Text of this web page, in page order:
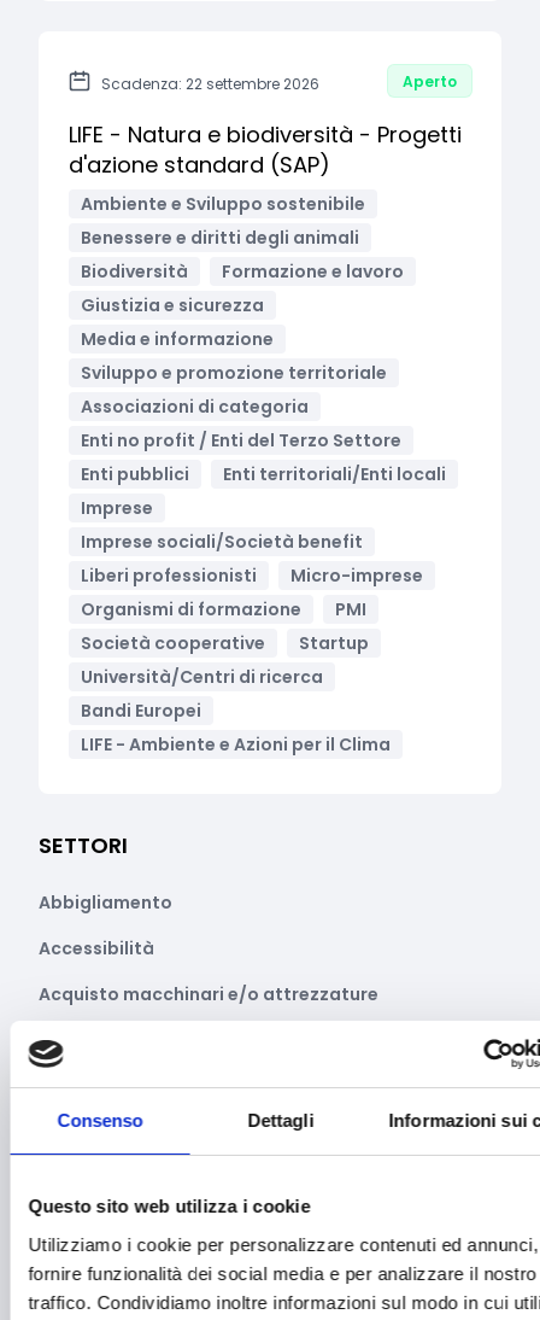
Consenso Dettagli Informazioni sui
Questo sito web utilizza i cookie
Utilizziamo i cookie per personalizzare contenuti ed
fornire funzionalità dei social media e per analizzare il nostro
traffico. Condividiamo inoltre informazioni sul modo in cui
Scadenza: 22 settembre 2026 Aperto
LIFE - Natura e biodiversità - Progetti
d'azione standard (SAP)
Ambiente e Sviluppo sostenibile
Benessere e diritti degli animali
Biodiversità
Formazione e lavoro
Giustizia e sicurezza
Media e informazione
Sviluppo e promozione territoriale
Associazioni di categoria
Enti no profit / Enti del Terzo Settore
Enti pubblici
Enti territoriali/Enti locali
Imprese
Imprese sociali/Società benefit
Liberi professionisti
Micro-imprese
Organismi di formazione
PMI
Società cooperative
Startup
Università/Centri di ricerca
Bandi Europei
LIFE - Ambiente e Azioni per il Clima
SETTORI
Abbigliamento
Accessibilità
Acquisto macchinari e/o attrezzature
Acquisto macchine e strumentazioni
Aerospazio
Agricoltura e sviluppo rurale
Aiuti umanitari e Protezione civile
Alimentazione e nutrizione
Allevamento